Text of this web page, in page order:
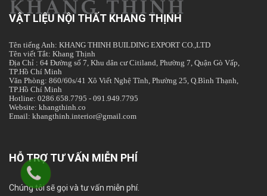
VẬT LIỆU NỘI THẤT KHANG THỊNH
Tên tiếng Anh: KHANG THINH BUILDING EXPORT CO.,LTD
Tên viết Tắt: Khang Thịnh
Địa Chỉ : 64 Đường số 7, Khu dân cư Citiland, Phường 7, Quận Gò Vấp,
TP.Hồ Chí Minh
Văn Phòng: 860/60s/41 Xô Viết Nghệ Tĩnh, Phường 25, Q.Bình Thạnh,
TP.Hồ Chí Minh
Hotline: 0286.658.7795 - 091.949.7795
Website: khangthinh.co
Email: khangthinh.interior@gmail.com
HỖ TRỢ TƯ VẤN MIỄN PHÍ
Chúng tôi sẽ gọi và tư vấn miễn phí.